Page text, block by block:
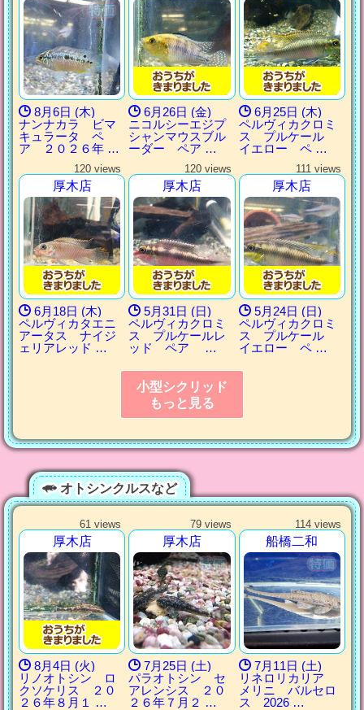
8月6日 (木)
ナンナカラ ビマ
キュラータ ペ
ア ２０２６年 …
6月26日 (金)
ニコルシーエジプ
シャンマウスブル
ーダー ペア …
6月25日 (木)
ペルヴィカクロミ
ス プルケール
イエロー ペ …
120 views
厚木店
6月18日 (木)
ペルヴィカタエニ
アータス ナイジ
ェリアレッド …
120 views
厚木店
5月31日 (日)
ペルヴィカクロミ
ス プルケールレ
ッド ペア …
111 views
厚木店
5月24日 (日)
ペルヴィカクロミ
ス プルケール
イエロー ペ …
小型シクリッド
もっと見る
オトシンクルスなど
61 views
厚木店
8月4日 (火)
リノオトシン ロ
クソケリス ２０
２６年８月１ …
79 views
厚木店
7月25日 (土)
パラオトシン セ
アレンシス ２０
２６年７月２ …
114 views
船橋二和
7月11日 (土)
リネロリカリア
メリニ バルセロ
ス 2026 …